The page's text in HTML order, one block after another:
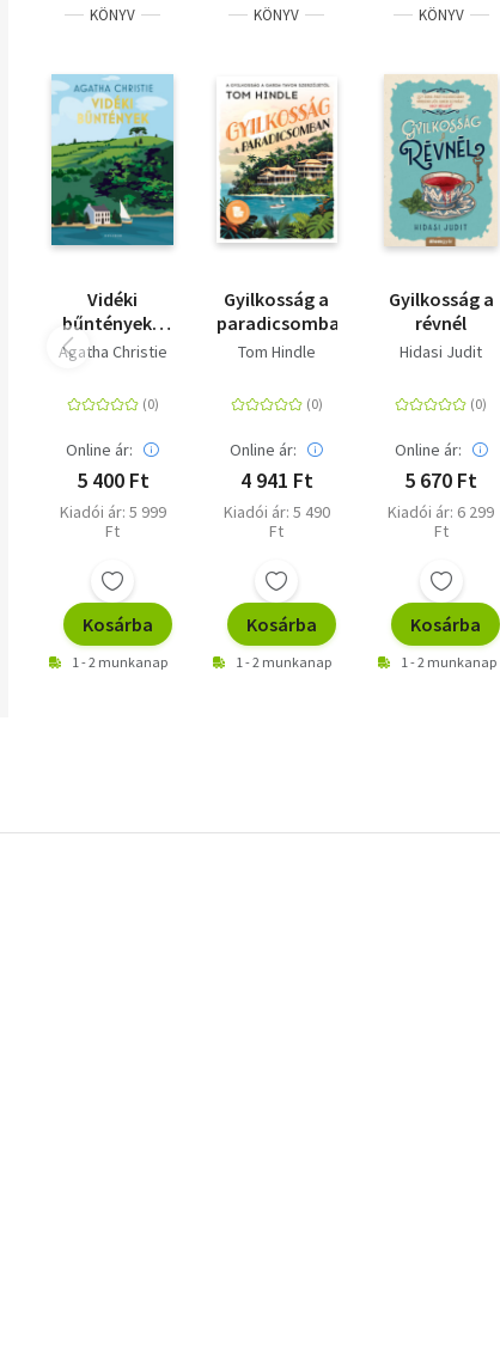
KÖNYV
Vidéki
bűntények -
Tizenkét
Angliából
Agatha Christie
Online ár:
5 400 Ft
Kiadói ár: 5 999
Ft
Kosárba
1 - 2 munkanap
KÖNYV
Gyilkosság a
paradicsomban
Tom Hindle
Online ár:
4 941 Ft
Kiadói ár: 5 490
Ft
Kosárba
1 - 2 munkanap
KÖNYV
Gyilkosság a
révnél
Hidasi Judit
Online ár:
5 670 Ft
Kiadói ár: 6 299
Ft
Kosárba
1 - 2 munkanap